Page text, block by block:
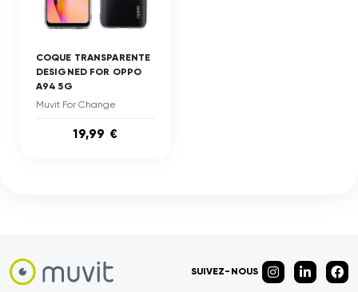
COQUE TRANSPARENTE
DESIGNED FOR OPPO
A94 5G
Muvit For Change
19,99 €
SUIVEZ-NOUS